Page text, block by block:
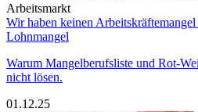
Arbeitsmarkt
Wir haben keinen
Lohnmangel
Warum Mangelberufsliste und Rot-
nicht lösen.
01.12.25